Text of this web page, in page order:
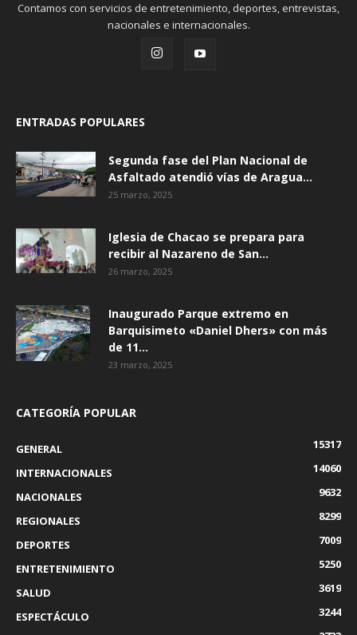
Contamos con servicios de entretenimiento, deportes, entrevistas,
nacionales e internacionales.
ENTRADAS POPULARES
Segunda fase del Plan Nacional de
Asfaltado atendió vías de Aragua...
25 marzo, 2025
Iglesia de Chacao se prepara para
recibir al Nazareno de San...
26 marzo, 2025
Inaugurado Parque extremo en
Barquisimeto «Daniel Dhers» con más
de 11...
23 marzo, 2025
CATEGORÍA POPULAR
GENERAL
15317
INTERNACIONALES
14060
NACIONALES
9632
REGIONALES
8299
DEPORTES
7009
ENTRETENIMIENTO
5250
SALUD
3619
ESPECTÁCULO
3244